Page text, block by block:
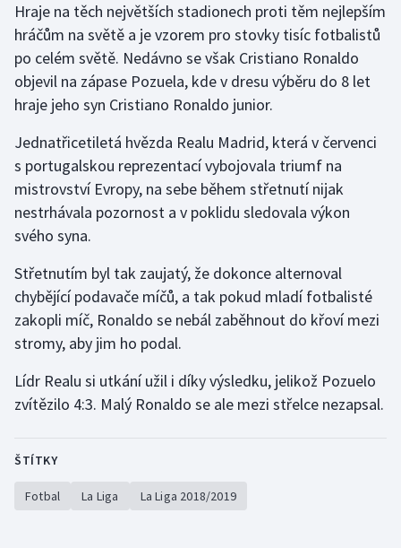
Futsal
Golf
Gymnastika
Házená
Jezdectví
Judo
Krasobruslení
Lezení
Moderní pětiboj
Motorsport
Olympijské hry
Hraje na těch největších stadionech proti těm nejlepším
hráčům na světě a je vzorem pro stovky tisíc fotbalistů
po celém světě. Nedávno se však Cristiano Ronaldo
objevil na zápase Pozuela, kde v dresu výběru do 8 let
hraje jeho syn Cristiano Ronaldo junior.
Jednatřicetiletá hvězda Realu Madrid, která v červenci
s portugalskou reprezentací vybojovala triumf na
mistrovství Evropy, na sebe během střetnutí nijak
nestrhávala pozornost a v poklidu sledovala výkon
svého syna.
Střetnutím byl tak zaujatý, že dokonce alternoval
chybějící podavače míčů, a tak pokud mladí fotbalisté
zakopli míč, Ronaldo se nebál zaběhnout do křoví mezi
stromy, aby jim ho podal.
Lídr Realu si utkání užil i díky výsledku, jelikož Pozuelo
zvítězilo 4:3. Malý Ronaldo se ale mezi střelce nezapsal.
ŠTÍTKY
Fotbal La Liga La Liga 2018/2019